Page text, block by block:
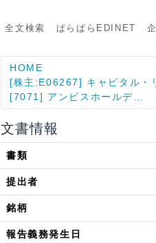
全文検索 ぱらぱらEDINET
HOME
[株主:E06267] キャピタル・
[7071] アンビスホールデ…
文書情報
書類
提出者
銘柄
報告義務発生日